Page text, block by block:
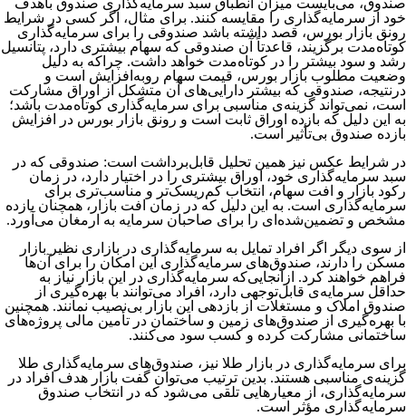
صندوق، می‌بایست میزان انطباق سبد سرمایه‌گذاری صندوق باهدف
خود از سرمایه‌‌‌‌‌‌‌گذاری را مقایسه کنند. برای مثال، اگر کسی در شرایط
رونق بازار بورس، قصد داشته باشد صندوقی را برای سرمایه‌گذاری
کوتاه‌مدت برگزیند، قاعدتاً آن صندوقی که سهام بیشتری دارد، پتانسیل
رشد و سود بیشتر را در کوتاه‌مدت خواهد داشت. چراکه به دلیل
وضعیت مطلوب بازار بورس، قیمت سهام روبه‌افزایش است و
درنتیجه، صندوقی که بیشتر دارایی‌های آن متشکل از اوراق مشارکت
است، نمی‌تواند گزینه‌ی مناسبی برای سرمایه‌گذاری کوتاه‌مدت باشد؛
به این دلیل که بازده اوراق ثابت است و رونق بازار بورس در افزایش
بازده صندوق بی‌تأثیر است.
در شرایط عکس نیز همین تحلیل قابل‌برداشت است: صندوقی که در
سبد سرمایه‌گذاری خود، اوراق بیشتری را در اختیار دارد، در زمان
رکود بازار و افت سهام، انتخاب کم‌ریسک‌تر و مناسب‌تری برای
سرمایه‌گذاری است. به این دلیل که در زمان افت بازار، همچنان بازده
مشخص و تضمین‌شده‌ای را برای صاحبان سرمایه به ارمغان می‌آورد.
از سوی دیگر اگر افراد تمایل به سرمایه‌‌‌‌‌‌‌گذاری در بازاری نظیر بازار
مسکن را دارند، صندوق‌‌‌‌‌‌‌های سرمایه‌‌‌‌‌‌‌گذاری این امکان را برای آن‌‌‌‌‌‌‌ها
فراهم خواهند کرد. ازآنجایی‌که سرمایه‌‌‌‌‌‌‌گذاری در این بازار نیاز به
حداقل سرمایه‌‌‌‌‌‌‌ی قابل‌توجهی دارد، افراد می‌‌‌‌‌‌‌توانند با بهره‌گیری از
صندوق املاک و مستغلات از بازدهی این بازار بی‌‌‌‌‌‌‌نصیب نمانند. همچنین
با بهره‌‌‌‌‌‌‌گیری از صندوق‌‌‌‌‌‌‌های زمین و ساختمان در تأمین مالی پروژه‌‌‌‌‌‌‌های
ساختمانی مشارکت کرده و کسب سود می‌‌‌‌‌‌‌کنند.
برای سرمایه‌‌‌‌‌‌‌گذاری در بازار طلا نیز، صندوق‌‌‌‌‌‌‌های سرمایه‌‌‌‌‌‌‌گذاری طلا
گزینه‌‌‌‌‌‌‌ی مناسبی هستند. بدین ترتیب می‌‌‌‌‌‌‌توان گفت بازار هدف افراد در
سرمایه‌‌‌‌‌‌‌گذاری، از معیارهایی تلقی می‌‌‌‌‌‌‌شود که در انتخاب صندوق
سرمایه‌‌‌‌‌‌‌گذاری مؤثر است.